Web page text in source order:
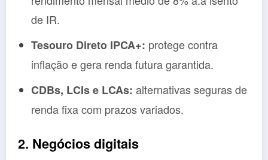
de IR.
Tesouro Direto IPCA+: protege contra
inflação e gera renda futura garantida.
CDBs, LCIs e LCAs: alternativas seguras de
renda fixa com prazos variados.
2. Negócios digitais